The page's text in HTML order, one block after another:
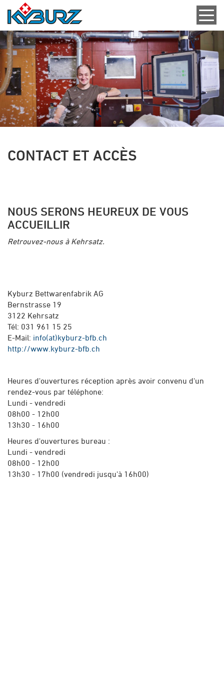
CONTACT ET ACCÈS
NOUS SERONS HEUREUX DE VOUS
ACCUEILLIR
Retrouvez-nous à Kehrsatz.
Kyburz Bettwarenfabrik AG
Bernstrasse 19
3122 Kehrsatz
Tél: 031 961 15 25
E-Mail: info(at)kyburz-bfb.ch
http://www.kyburz-bfb.ch
Heures d'ouvertures réception après avoir convenu d'un
rendez-vous par téléphone:
Lundi - vendredi
08h00 - 12h00
13h30 - 16h00
Heures d'ouvertures bureau :
Lundi - vendredi
08h00 - 12h00
13h30 - 17h00 (vendredi jusqu'à 16h00)